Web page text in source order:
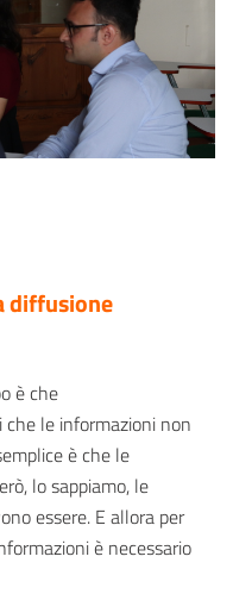
diffusione
è che
le informazioni non
è che le
lo sappiamo, le
essere. E allora per
è necessario